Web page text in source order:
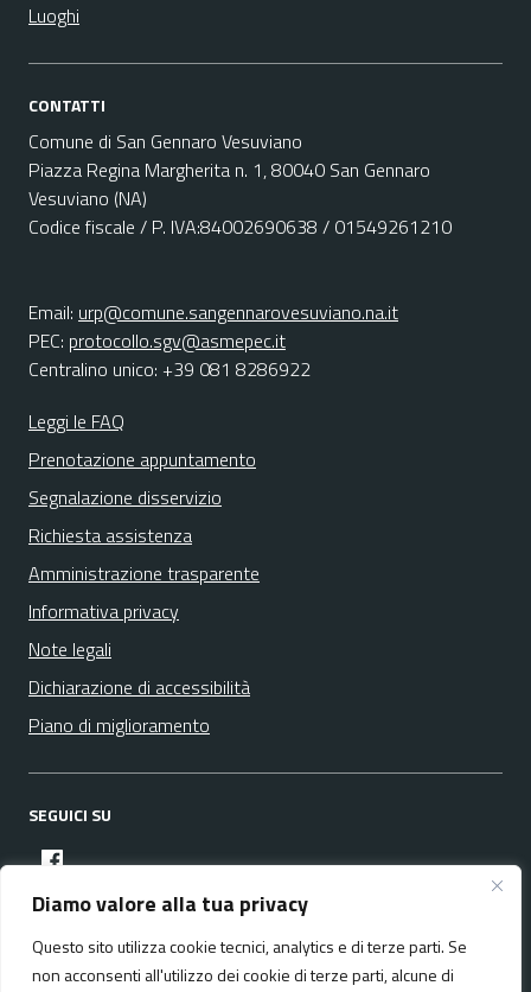
Diamo valore alla tua privacy
Questo sito utilizza cookie tecnici, analytics e di terze parti. Se
non acconsenti all'utilizzo dei cookie di terze parti, alcune di
Luoghi
CONTATTI
Comune di San Gennaro Vesuviano
Piazza Regina Margherita n. 1, 80040 San Gennaro
Vesuviano (NA)
Codice fiscale / P. IVA:84002690638 / 01549261210
Email: urp@comune.sangennarovesuviano.na.it
PEC: protocollo.sgv@asmepec.it
Centralino unico: +39 081 8286922
Leggi le FAQ
Prenotazione appuntamento
Segnalazione disservizio
Richiesta assistenza
Amministrazione trasparente
Informativa privacy
Note legali
Dichiarazione di accessibilità
Piano di miglioramento
SEGUICI SU
facebook
Media policy Mappa del sito